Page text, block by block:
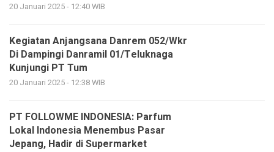
20 Januari 2025 - 12:40 WIB
Kegiatan Anjangsana Danrem 052/Wkr
Di Dampingi Danramil 01/Teluknaga
Kunjungi PT Tum
20 Januari 2025 - 12:38 WIB
PT FOLLOWME INDONESIA: Parfum
Lokal Indonesia Menembus Pasar
Jepang, Hadir di Supermarket